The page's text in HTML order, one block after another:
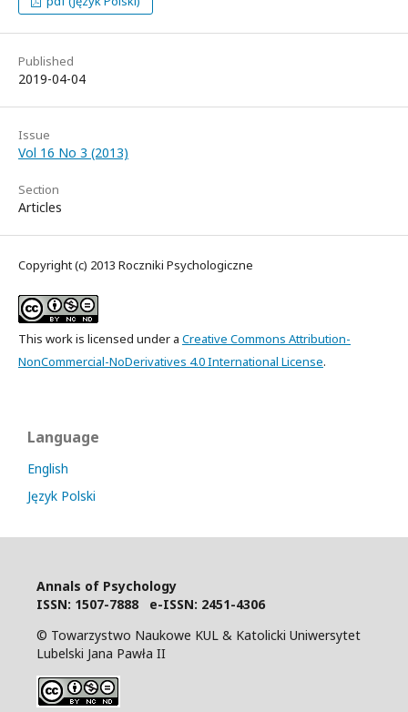
Published
2019-04-04
Issue
Vol 16 No 3 (2013)
Section
Articles
Copyright (c) 2013 Roczniki Psychologiczne
This work is licensed under a Creative Commons Attribution-
NonCommercial-NoDerivatives 4.0 International License.
Language
English
Język Polski
Annals of Psychology
ISSN: 1507-7888 e-ISSN: 2451-4306
© Towarzystwo Naukowe KUL & Katolicki Uniwersytet
Lubelski Jana Pawła II